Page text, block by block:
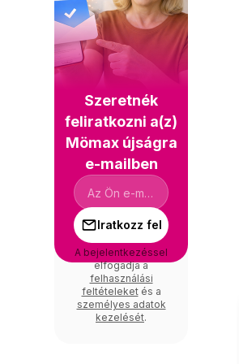
Szeretnék
feliratkozni a(z)
Mömax újságra
e-mailben
Iratkozz fel
A bejelentkezéssel
elfogadja a
felhasználási
feltételeketés a
személyes adatok
kezelését.